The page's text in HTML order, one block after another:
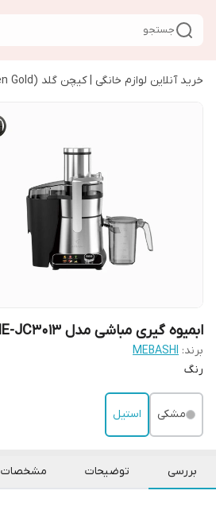
جستجو
خرید آنلاین لوازم خانگی | کیچن گلد (Kitchen Gold)
ابمیوه گیری مباشی مدل ME-JC3013
برند: MEBASHI
رنگ
مشکی استیل
بررسی توضیحات مشخصات